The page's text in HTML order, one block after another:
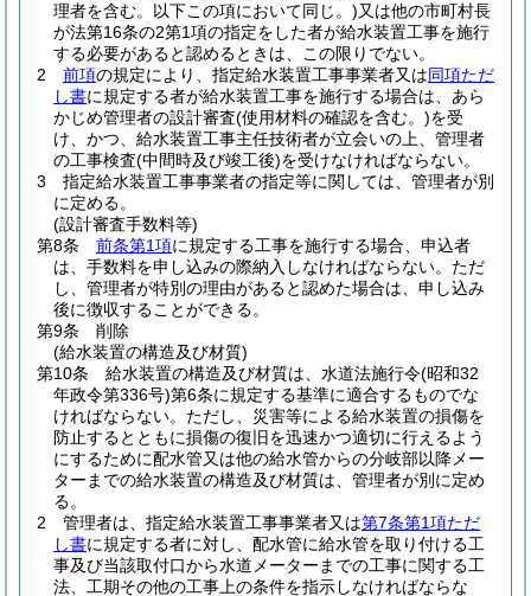
理者を含む。以下この項において同じ。)又は他の市町村長
が法第16条の2第1項の指定をした者が給水装置工事を施行
する必要があると認めるときは、この限りでない。
2
前項の規定により、指定給水装置工事事業者又は同項ただ
し書に規定する者が給水装置工事を施行する場合は、あら
かじめ管理者の設計審査(使用材料の確認を含む。)を受
け、かつ、給水装置工事主任技術者が立会いの上、管理者
の工事検査(中間時及び竣工後)を受けなければならない。
3
指定給水装置工事事業者の指定等に関しては、管理者が別
に定める。
(設計審査手数料等)
第8条
前条第1項に規定する工事を施行する場合、申込者
は、手数料を申し込みの際納入しなければならない。 ただ
し、管理者が特別の理由があると認めた場合は、申し込み
後に徴収することができる。
第9条
削除
(給水装置の構造及び材質)
第10条
給水装置の構造及び材質は、水道法施行令(昭和32
年政令第336号)第6条に規定する基準に適合するものでな
ければならない。 ただし、災害等による給水装置の損傷を
防止するとともに損傷の復旧を迅速かつ適切に行えるよう
にするために配水管又は他の給水管からの分岐部以降メー
ターまでの給水装置の構造及び材質は、管理者が別に定め
る。
2
管理者は、指定給水装置工事事業者又は第7条第1項ただ
し書に規定する者に対し、配水管に給水管を取り付ける工
事及び当該取付口から水道メーターまでの工事に関する工
法、工期その他の工事上の条件を指示しなければならな